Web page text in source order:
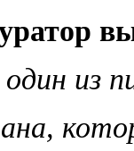
из